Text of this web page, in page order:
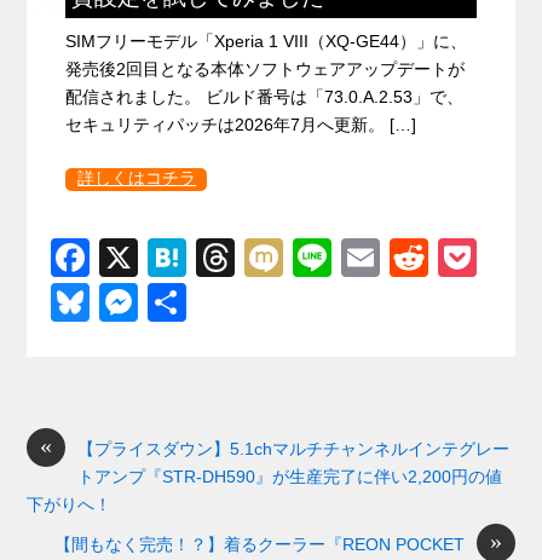
SIMフリーモデル「Xperia 1 VIII（XQ-GE44）」に、
発売後2回目となる本体ソフトウェアアップデートが
配信されました。 ビルド番号は「73.0.A.2.53」で、
セキュリティパッチは2026年7月へ更新。 […]
詳しくはコチラ
F
a
c
o
o
k
X
H
T
s
M
Li
E
R
Bl
y
M
n
g
er
«
【プライスダウン】5.1chマルチチャンネルインテグレー
トアンプ『STR-DH590』が生産完了に伴い2,200円の値
下がりへ！
»
【間もなく完売！？】着るクーラー『REON POCKET